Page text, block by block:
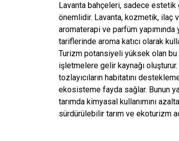
Lavanta bahçeleri, sadece estetik
önemlidir. Lavanta, kozmetik, ilaç
aromaterapi ve parfüm
tariflerinde aroma katıcı olarak
Turizm potansiyeli yüksek olan
işletmelere gelir kaynağı
tozlayıcıların habitatını
ekosisteme fayda sağlar. Bunun
tarımda kimyasal kullanımını
sürdürülebilir tarım ve ekoturizm